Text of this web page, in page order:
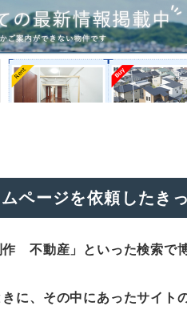
ページを依頼したき
作 不動産」といった検索で
に、その中にあったサイト